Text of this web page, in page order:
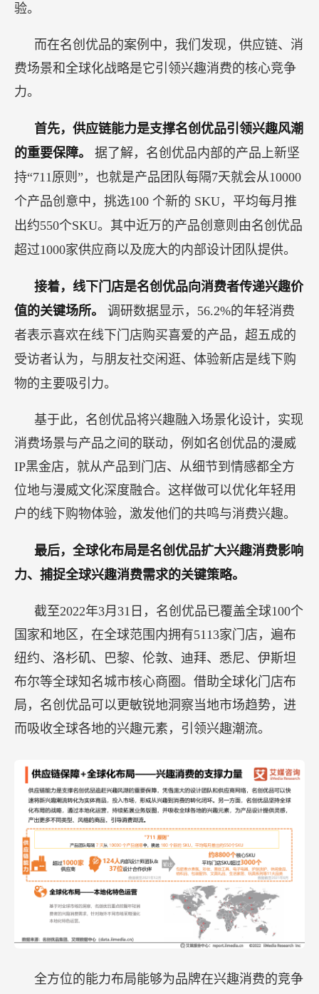
验。
而在名创优品的案例中，我们发现，供应链、消
费场景和全球化战略是它引领兴趣消费的核心竞争
力。
首先，供应链能力是支撑名创优品引领兴趣风潮
的重要保障。 据了解，名创优品内部的产品上新坚
持“711原则”，也就是产品团队每隔7天就会从10000
个产品创意中，挑选100 个新的 SKU，平均每月推
出约550个SKU。其中近万的产品创意则由名创优品
超过1000家供应商以及庞大的内部设计团队提供。
接着，线下门店是名创优品向消费者传递兴趣价
值的关键场所。 调研数据显示，56.2%的年轻消费
者表示喜欢在线下门店购买喜爱的产品，超五成的
受访者认为，与朋友社交闲逛、体验新店是线下购
物的主要吸引力。
基于此，名创优品将兴趣融入场景化设计，实现
消费场景与产品之间的联动，例如名创优品的漫威
IP黑金店，就从产品到门店、从细节到情感都全方
位地与漫威文化深度融合。这样做可以优化年轻用
户的线下购物体验，激发他们的共鸣与消费兴趣。
最后，全球化布局是名创优品扩大兴趣消费影响
力、捕捉全球兴趣消费需求的关键策略。
截至2022年3月31日，名创优品已覆盖全球100个
国家和地区，在全球范围内拥有5113家门店，遍布
纽约、洛杉矶、巴黎、伦敦、迪拜、悉尼、伊斯坦
布尔等全球知名城市核心商圈。借助全球化门店布
局，名创优品可以更敏锐地洞察当地市场趋势，进
而吸收全球各地的兴趣元素，引领兴趣潮流。
全方位的能力布局能够为品牌在兴趣消费的竞争